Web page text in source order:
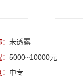
未透露
5000~10000元
中专